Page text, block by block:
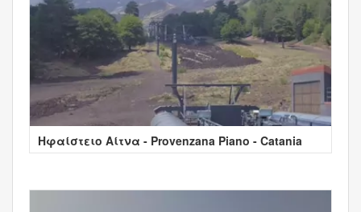
Ηφαίστειο Αίτνα - Provenzana Piano - Catania